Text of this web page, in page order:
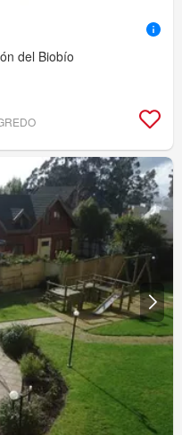
del Biobío